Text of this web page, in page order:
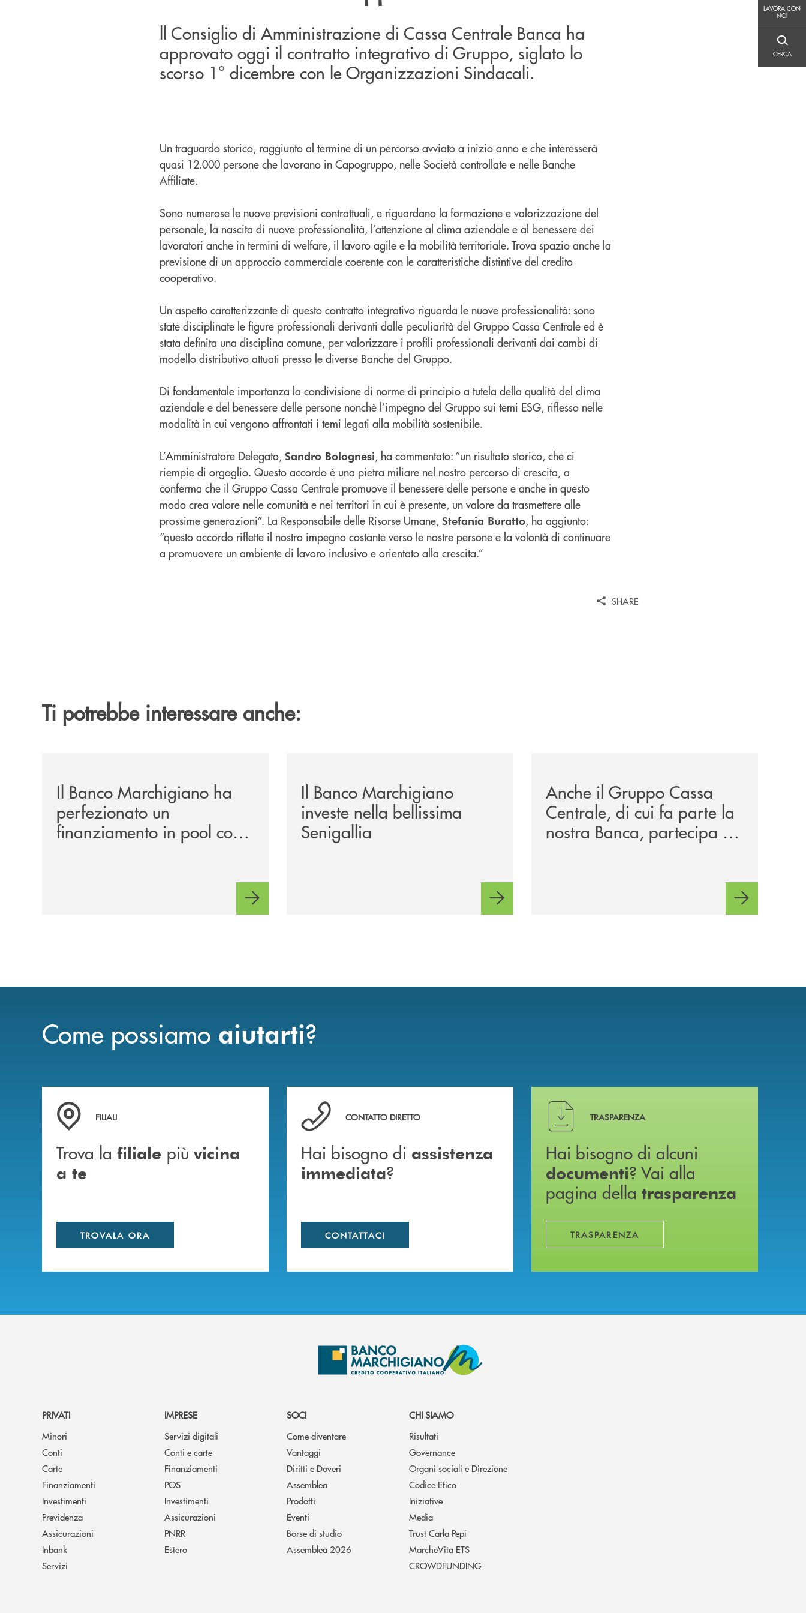
LAVORA CON
NOI
CERCA
ll Consiglio di Amministrazione di Cassa Centrale Banca ha
approvato oggi il contratto integrativo di Gruppo, siglato lo
scorso 1° dicembre con le Organizzazioni Sindacali.
Un traguardo storico, raggiunto al termine di un percorso avviato a inizio anno e che interesserà
quasi 12.000 persone che lavorano in Capogruppo, nelle Società controllate e nelle Banche
Affiliate.
Sono numerose le nuove previsioni contrattuali, e riguardano la formazione e valorizzazione del
personale, la nascita di nuove professionalità, l’attenzione al clima aziendale e al benessere dei
lavoratori anche in termini di welfare, il lavoro agile e la mobilità territoriale. Trova spazio anche la
previsione di un approccio commerciale coerente con le caratteristiche distintive del credito
cooperativo.
Un aspetto caratterizzante di questo contratto integrativo riguarda le nuove professionalità: sono
state disciplinate le figure professionali derivanti dalle peculiarità del Gruppo Cassa Centrale ed è
stata definita una disciplina comune, per valorizzare i profili professionali derivanti dai cambi di
modello distributivo attuati presso le diverse Banche del Gruppo.
Di fondamentale importanza la condivisione di norme di principio a tutela della qualità del clima
aziendale e del benessere delle persone nonchè l’impegno del Gruppo sui temi ESG, riflesso nelle
modalità in cui vengono affrontati i temi legati alla mobilità sostenibile.
L’Amministratore Delegato, Sandro Bolognesi, ha commentato: “un risultato storico, che ci
riempie di orgoglio. Questo accordo è una pietra miliare nel nostro percorso di crescita, a
conferma che il Gruppo Cassa Centrale promuove il benessere delle persone e anche in questo
modo crea valore nelle comunità e nei territori in cui è presente, un valore da trasmettere alle
prossime generazioni”. La Responsabile delle Risorse Umane, Stefania Buratto, ha aggiunto:
“questo accordo riflette il nostro impegno costante verso le nostre persone e la volontà di continuare
a promuovere un ambiente di lavoro inclusivo e orientato alla crescita.”
SHARE
Ti potrebbe interessare anche:
Il Banco Marchigiano ha
perfezionato un
finanziamento in pool con Il
Gruppo Cassa Centrale in
Il Banco Marchigiano
investe nella bellissima
Senigallia
Anche il Gruppo Cassa
Centrale, di cui fa parte la
nostra Banca, partecipa a
EUR.BANK, il progetto di
Come possiamo aiutarti?
Trova la filiale più vicina a te
FILIALI
Trova la filiale più vicina
a te
TROVALA ORA
Hai bisogno di assistenza immediata ?
CONTATTO DIRETTO
Hai bisogno di assistenza
immediata?
CONTATTACI
Hai bisogno di alcuni documenti ? Vai alla pagina della
TRASPARENZA
Hai bisogno di alcuni
documenti? Vai alla
pagina della trasparenza
TRASPARENZA
PRIVATI
Minori
Conti
Carte
Finanziamenti
Investimenti
Previdenza
Assicurazioni
Inbank
Servizi
IMPRESE
Servizi digitali
Conti e carte
Finanziamenti
POS
Investimenti
Assicurazioni
PNRR
Estero
SOCI
Come diventare
Vantaggi
Diritti e Doveri
Assemblea
Prodotti
Eventi
Borse di studio
Assemblea 2026
CHI SIAMO
Risultati
Governance
Organi sociali e Direzione
Codice Etico
Iniziative
Media
Trust Carla Pepi
MarcheVita ETS
CROWDFUNDING